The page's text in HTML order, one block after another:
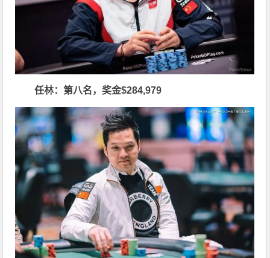
任林：第八名，奖金$284,979